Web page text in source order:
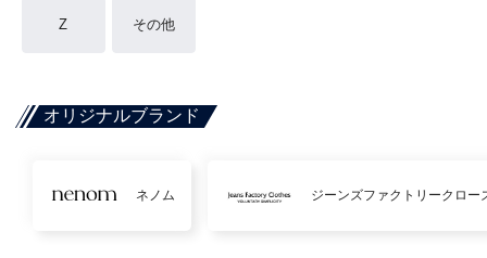
Z その他
オリジナルブランド
ネノム ジーンズファクトリークロー